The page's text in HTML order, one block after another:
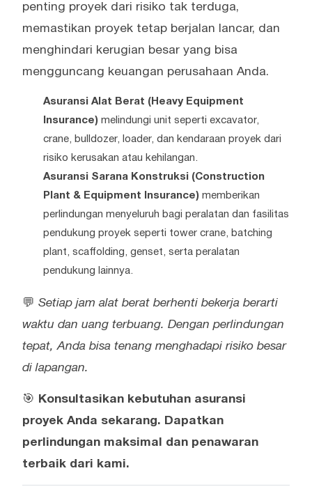
penting proyek dari risiko tak terduga,
memastikan proyek tetap berjalan lancar, dan
menghindari kerugian besar yang bisa
mengguncang keuangan perusahaan Anda.
Asuransi Alat Berat (Heavy Equipment
Insurance) melindungi unit seperti excavator,
crane, bulldozer, loader, dan kendaraan proyek dari
risiko kerusakan atau kehilangan.
Asuransi Sarana Konstruksi (Construction
Plant & Equipment Insurance) memberikan
perlindungan menyeluruh bagi peralatan dan fasilitas
pendukung proyek seperti tower crane, batching
plant, scaffolding, genset, serta peralatan
pendukung lainnya.
💬 Setiap jam alat berat berhenti bekerja berarti
waktu dan uang terbuang. Dengan perlindungan
tepat, Anda bisa tenang menghadapi risiko besar
di lapangan.
🎯
Konsultasikan kebutuhan asuransi
proyek Anda sekarang. Dapatkan
perlindungan maksimal dan penawaran
terbaik dari kami.